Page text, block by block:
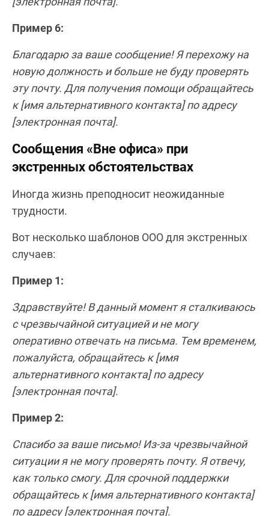
Пример 6:
Благодарю за ваше сообщение! Я перехожу на
новую должность и больше не буду проверять
эту почту. Для получения помощи обращайтесь
к [имя альтернативного контакта] по адресу
[электронная почта].
Сообщения «Вне офиса» при
экстренных обстоятельствах
Иногда жизнь преподносит неожиданные
трудности.
Вот несколько шаблонов OOO для экстренных
случаев:
Пример 1:
Здравствуйте! В данный момент я сталкиваюсь
с чрезвычайной ситуацией и не могу
оперативно отвечать на письма. Тем временем,
пожалуйста, обращайтесь к [имя
альтернативного контакта] по адресу
[электронная почта].
Пример 2:
Спасибо за ваше письмо! Из-за чрезвычайной
ситуации я не могу проверять почту. Я отвечу,
как только смогу. Для срочной поддержки
обращайтесь к [имя альтернативного контакта]
по адресу [электронная почта].